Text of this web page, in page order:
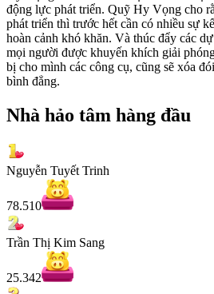
động lực phát triển. Quỹ Hy Vọng cho
phát triển thì trước hết cần có nhiều sự
hoàn cảnh khó khăn. Và thúc đẩy các
mọi người được khuyến khích giải
bị cho mình các công cụ, cũng sẽ xóa
bình đẳng.
Nhà hảo tâm hàng đầu
Nguyễn Tuyết Trinh
78.510
Trần Thị Kim Sang
25.342